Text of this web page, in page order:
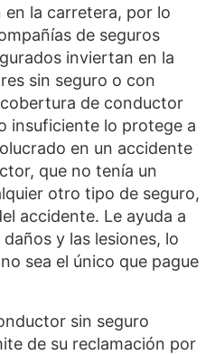
la carretera, por lo
de seguros
inviertan en la
sin seguro o con
de conductor
insuficiente lo protege a
en un accidente
que no tenía un
otro tipo de seguro,
accidente. Le ayuda a
y las lesiones, lo
sea el único que pague
sin seguro
de su reclamación por